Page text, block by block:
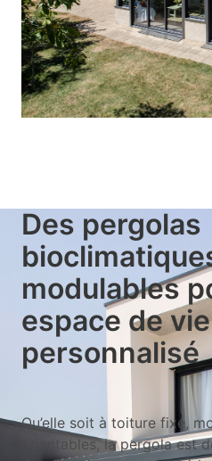
Des pergolas
modulables
espace de vie
personnalisé
Qu’elle soit à toiture fixe,
orientables, la pergola est